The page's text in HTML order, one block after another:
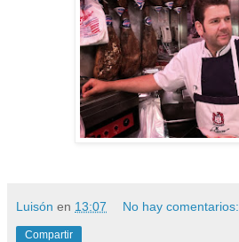
Luisón en 13:07 No hay comentarios:
Compartir